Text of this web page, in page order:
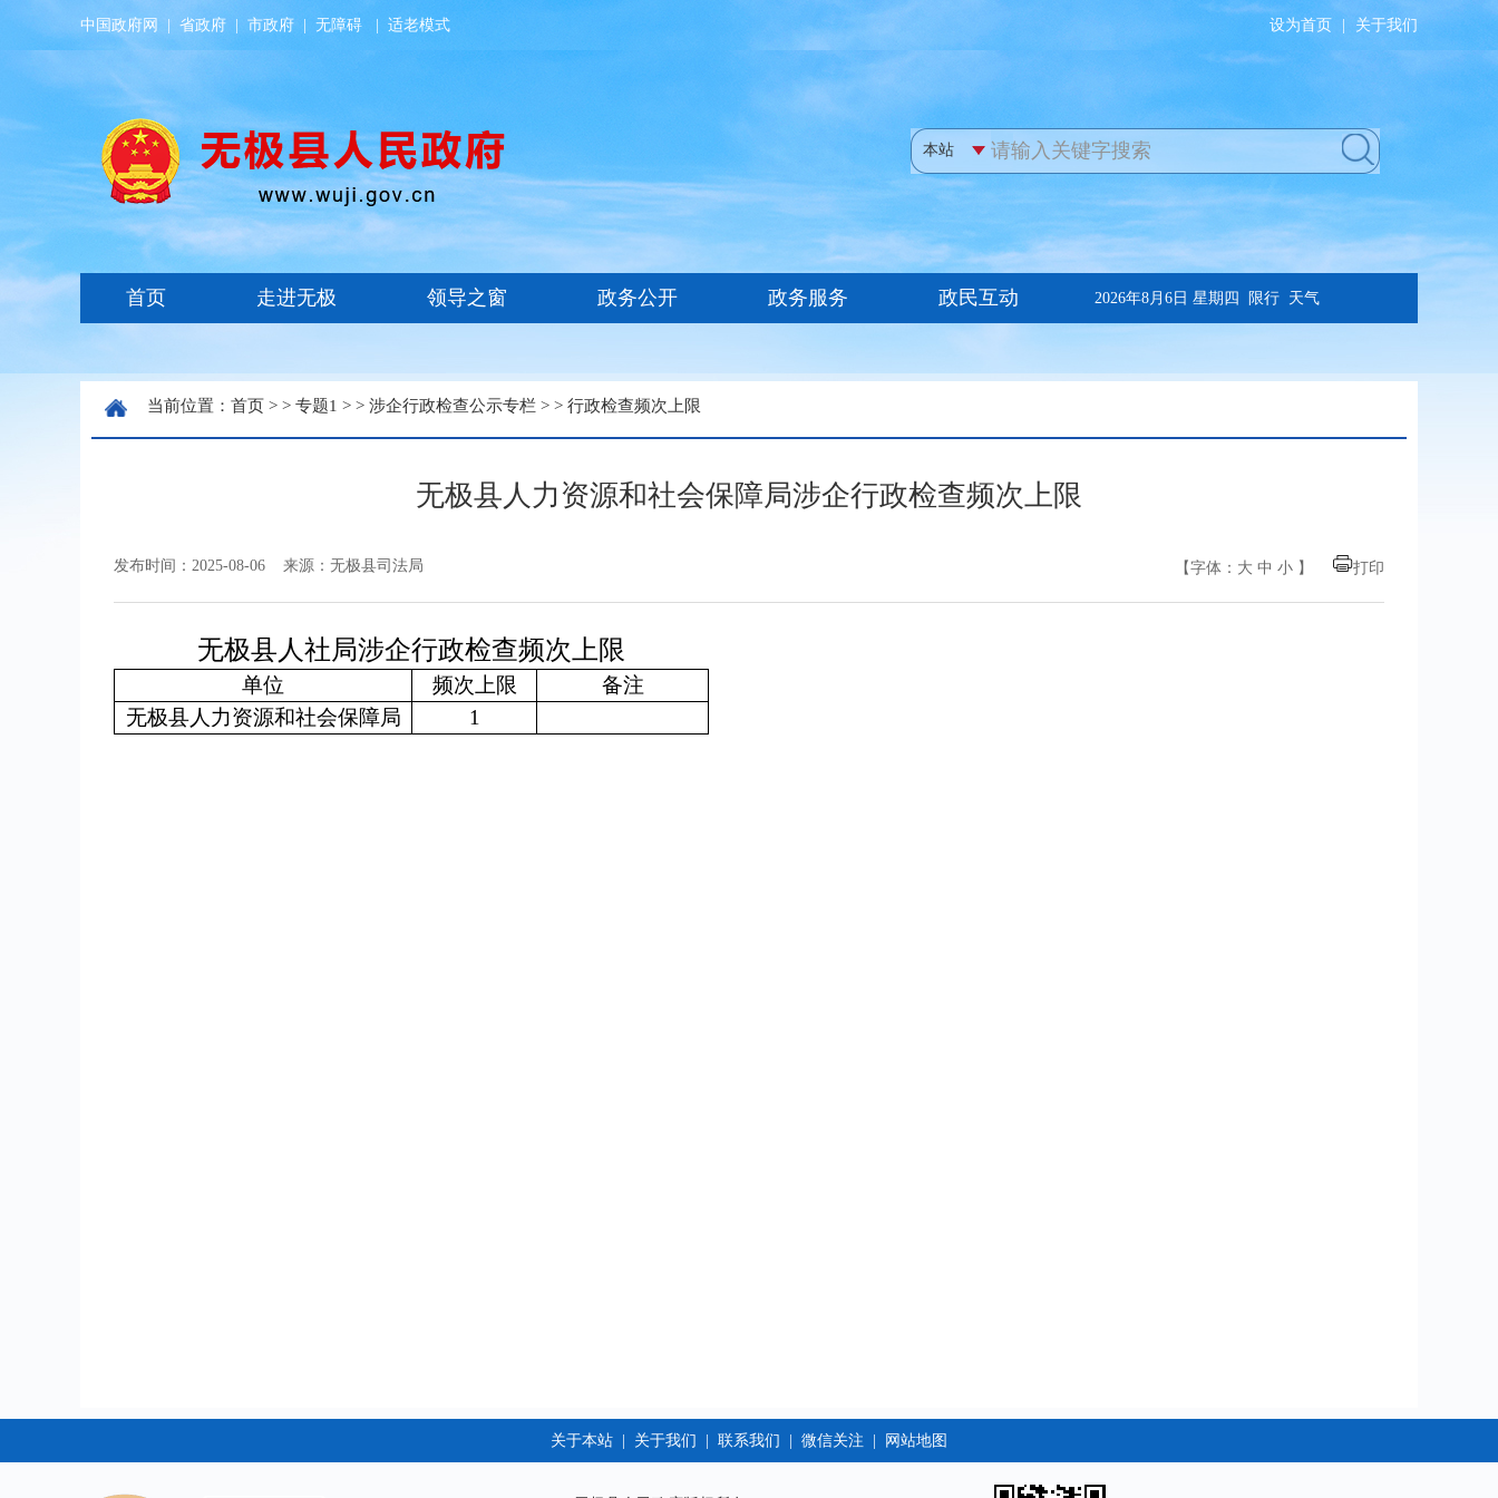
中国政府网 省政府 市政府 无障碍 适老模式 设为首页 关于我们
当前位置： 首页 > > 专题1 > > 涉企行政检查公示专栏 > > 行政检查频次上限
无极县人力资源和社会保障局涉企行政检查频次上限
发布时间：2025-08-06 来源：无极县司法局 【字体： 大 中 小 】 打印
无极县人社局涉企行政检查频次上限
单位 频次上限
备注
无极县人力资源和社会保障局
1